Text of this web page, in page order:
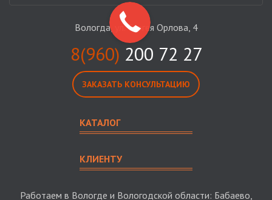
Вологда, ул. Сергея Орлова, 4
8(960) 200 72 27
ЗАКАЗАТЬ КОНСУЛЬТАЦИЮ
КАТАЛОГ
КЛИЕНТУ
Работаем в Вологде и Вологодской области: Бабаево,